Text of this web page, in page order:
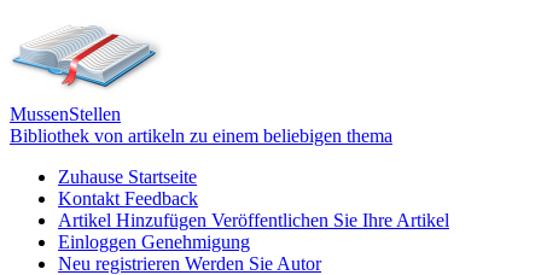
MussenStellen
Bibliothek von artikeln zu einem beliebigen thema
Zuhause Startseite
Kontakt Feedback
Artikel Hinzufügen Veröffentlichen Sie Ihre Artikel
Einloggen Genehmigung
Neu registrieren Werden Sie Autor